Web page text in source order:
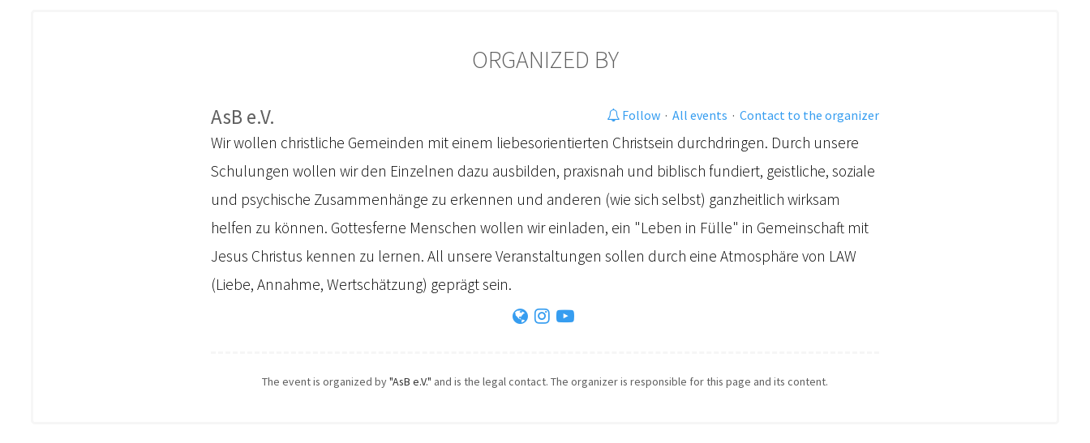
ORGANIZED BY
AsB e.V. Follow· All events · Contact to the organizer
Wir wollen christliche Gemeinden mit einem liebesorientierten Christsein durchdringen. Durch unsere
Schulungen wollen wir den Einzelnen dazu ausbilden, praxisnah und biblisch fundiert, geistliche, soziale
und psychische Zusammenhänge zu erkennen und anderen (wie sich selbst) ganzheitlich wirksam
helfen zu können. Gottesferne Menschen wollen wir einladen, ein "Leben in Fülle" in Gemeinschaft mit
Jesus Christus kennen zu lernen. All unsere Veranstaltungen sollen durch eine Atmosphäre von LAW
(Liebe, Annahme, Wertschätzung) geprägt sein.
The event is organized by"AsB e.V." and is the legal contact. The organizer is responsible for this page and its content.